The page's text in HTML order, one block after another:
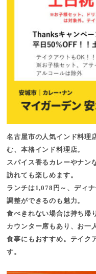
名古屋市の人気インド料理
む、本格インド料理店。
スパイス香るカレーやナン
訪れても楽しめます。
ランチは1,078円～、ディ
調整ができるのも魅力。
食べきれない場合は持ち帰
カウンター席もあり、お一
食事にもおすすめ。テイク
す。